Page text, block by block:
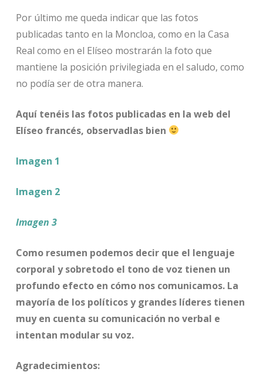
Por último me queda indicar que las fotos
publicadas tanto en la Moncloa, como en la Casa
Real como en el Elíseo mostrarán la foto que
mantiene la posición privilegiada en el saludo, como
no podía ser de otra manera.
Aquí tenéis las fotos publicadas en la web del
Elíseo francés, observadlas bien
Imagen 1
Imagen 2
Imagen 3
Como resumen podemos decir que el lenguaje
corporal y sobretodo el tono de voz tienen un
profundo efecto en cómo nos comunicamos. La
mayoría de los políticos y grandes líderes tienen
muy en cuenta su comunicación no verbal e
intentan modular su voz.
Agradecimientos: